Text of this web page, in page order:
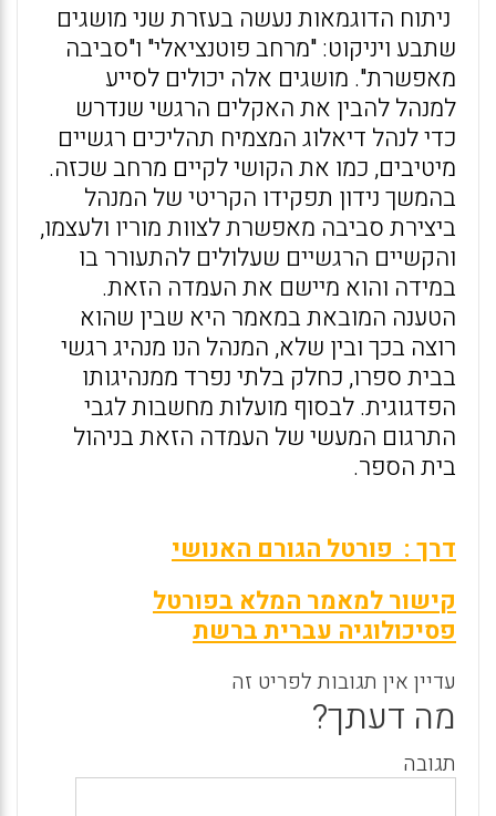
ניתוח הדוגמאות נעשה בעזרת שני מושגים
שתבע ויניקוט: "מרחב פוטנציאלי" ו"סביבה
מאפשרת". מושגים אלה יכולים לסייע
למנהל להבין את האקלים הרגשי שנדרש
כדי לנהל דיאלוג המצמיח תהליכים רגשיים
מיטיבים, כמו את הקושי לקיים מרחב שכזה.
בהמשך נידון תפקידו הקריטי של המנהל
ביצירת סביבה מאפשרת לצוות מוריו ולעצמו,
והקשיים הרגשיים שעלולים להתעורר בו
במידה והוא מיישם את העמדה הזאת.
הטענה המובאת במאמר היא שבין שהוא
רוצה בכך ובין שלא, המנהל הנו מנהיג רגשי
בבית ספרו, כחלק בלתי נפרד ממנהיגותו
הפדגוגית. לבסוף מועלות מחשבות לגבי
התרגום המעשי של העמדה הזאת בניהול
בית הספר.
דרך : פורטל הגורם האנושי
קישור למאמר המלא בפורטל
פסיכולוגיה עברית ברשת
עדיין אין תגובות לפריט זה
מה דעתך?
תגובה